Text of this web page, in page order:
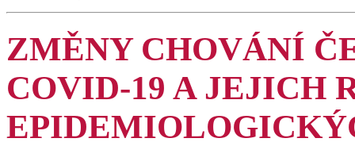
ZMĚNY CHOVÁNÍ
COVID-19 A JEJICH